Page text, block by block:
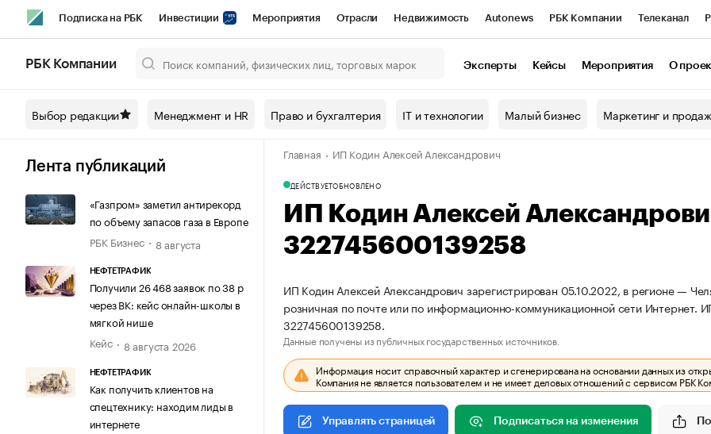
Подписка на РБК Инвестиции Мероприятия Отрасли Недвижимость Autonews РБК Компании Телеканал
Спецпроекты СПб Конференции СПб Спецпроекты Проверка контрагентов
Технологии и медиа Рынок наличной валюты
РБК Компании Эксперты Кейсы Мероприятия О
Выбор редакции Менеджмент и HR Право и бухгалтерия IT и технологии Малый бизнес Маркетинг и
Лента публикаций
«Газпром» заметил антирекорд
по объему запасов газа в Европе
РБК Бизнес
8 августа
НЕФТЕТРАФИК
Получили 26 468 заявок по 38 р
через ВК: кейс онлайн-школы в
мягкой нише
Кейс
8 августа 2026
НЕФТЕТРАФИК
Как получить клиентов на
спецтехнику: находим лиды в
интернете
Главная ИП Кодин Алексей Александрович
ДЕЙСТВУЕТОБНОВЛЕНО
ИП Кодин Алексей
322745600139258
ИП Кодин Алексей Александрович зарегистрирован 05.10.2022, в регионе —
розничная по почте или по информационно-коммуникационной сети
322745600139258.
Данные получены из публичных государственных источников.
Информация носит справочный характер и сгенерирована на основании данных из
Компания не является пользователем и не имеет деловых отношений с сервисом РБК
Управлять страницей Подписаться на изменения